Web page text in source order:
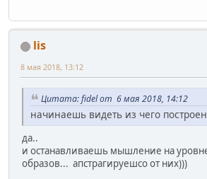
lis
8 мая 2018, 13:12
Цитата: fidel от 6 мая 2018, 14:12
начинаешь видеть из чего
да..
и останавливаешь мышление на
образов... апстрагируешсо от них)))